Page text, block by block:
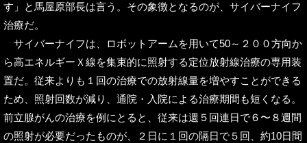
す」と馬屋原部長は言う。その象徴となるのが、サイバーナイフ
治療だ。
サイバーナイフは、ロボットアームを用いて50～２００方向か
ら高エネルギーＸ線を集束的に照射する定位放射線治療の専用装
置だ。従来よりも１回の治療での放射線量を増やすことができる
ため、照射回数が減り、通院・入院による治療期間も短くなる。
前立腺がんの治療を例にとると、従来は週５回連日で６〜８週間
の照射が必要だったものが、２日に１回の隔日で５回、約10日間